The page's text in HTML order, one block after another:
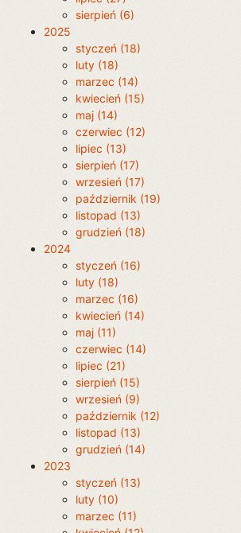
sierpień (6)
2025
styczeń (18)
luty (18)
marzec (14)
kwiecień (15)
maj (14)
czerwiec (12)
lipiec (13)
sierpień (17)
wrzesień (17)
październik (19)
listopad (13)
grudzień (18)
2024
styczeń (16)
luty (18)
marzec (16)
kwiecień (14)
maj (11)
czerwiec (14)
lipiec (21)
sierpień (15)
wrzesień (9)
październik (12)
listopad (13)
grudzień (14)
2023
styczeń (13)
luty (10)
marzec (11)